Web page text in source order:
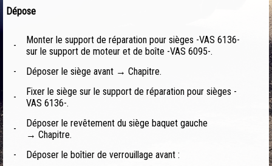
Dépose
-
Monter le support de réparation pour sièges -VAS 6136-
sur le support de moteur et de boîte -VAS 6095-.
-
Déposer le siège avant → Chapitre.
-
Fixer le siège sur le support de réparation pour sièges -
VAS 6136-.
-
Déposer le revêtement du siège baquet gauche
→ Chapitre.
-
Déposer le boîtier de verrouillage avant :